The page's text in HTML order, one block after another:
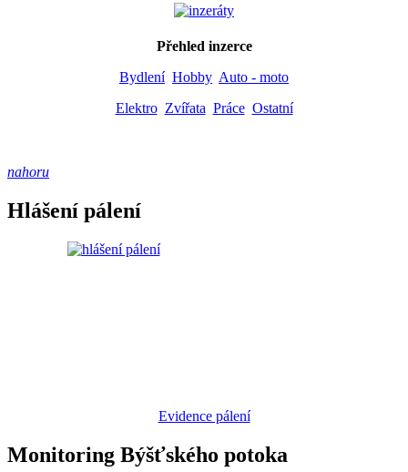
Přehled inzerce
Bydlení Hobby Auto - moto
Elektro Zvířata Práce Ostatní
nahoru
Hlášení pálení
Evidence pálení
Monitoring Býšťského potoka